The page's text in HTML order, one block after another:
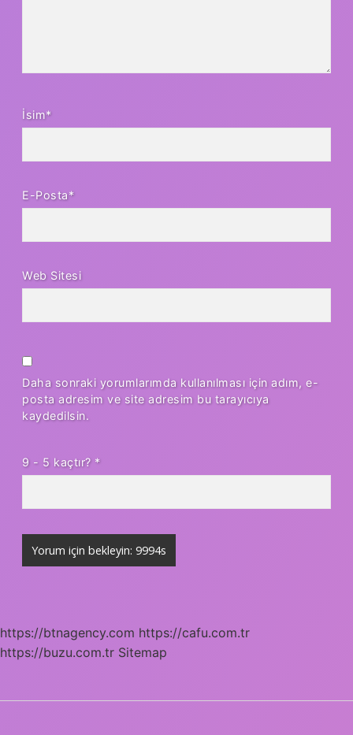
İsim*
E-Posta*
Web Sitesi
Daha sonraki yorumlarımda kullanılması için adım, e-
posta adresim ve site adresim bu tarayıcıya
kaydedilsin.
9 - 5 kaçtır? *
https://btnagency.com https://cafu.com.tr
https://buzu.com.tr Sitemap